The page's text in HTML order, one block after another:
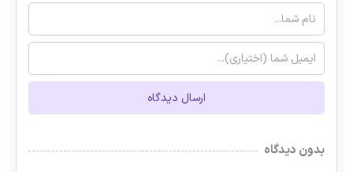
ارسال دیدگاه
بدون دیدگاه